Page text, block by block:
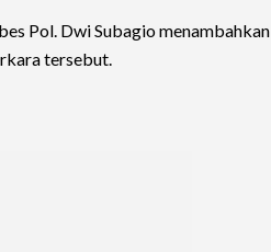
Pol. Dwi Subagio menambahkan
tersebut.